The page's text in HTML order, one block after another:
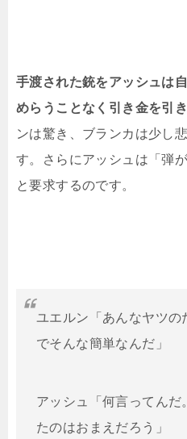
手渡された銃をアッシュは
めらうことなく引き金を引き
ンは驚き、ブランカは少し
す。さらにアッシュは「弾
と要求するのです。
ユエルン「あんなヤツ
でそんな簡単なんだ」
アッシュ「何言ってんだ
たのはおまえだろう」